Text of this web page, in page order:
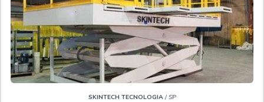
SKINTECH TECNOLOGIA/ SP